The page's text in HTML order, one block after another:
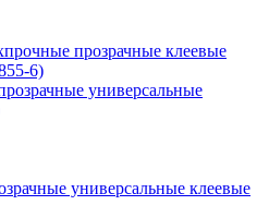
прозрачные клеевые
6)
универсальные клеевые